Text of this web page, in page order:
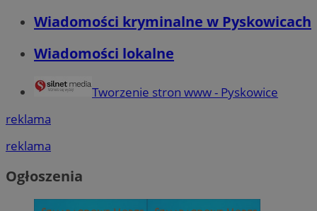
Wiadomości kryminalne w Pyskowicach
Wiadomości lokalne
Tworzenie stron www - Pyskowice
reklama
reklama
Ogłoszenia